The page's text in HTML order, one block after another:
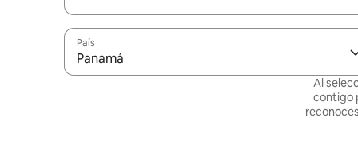
País
Panamá
Al
contigo